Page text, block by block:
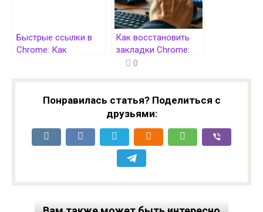
Быстрые ссылки в
Chrome: Как
закладки
Как восстановить
закладки Chrome:
пошаговое
0
Понравилась статья? Поделиться с
друзьями: